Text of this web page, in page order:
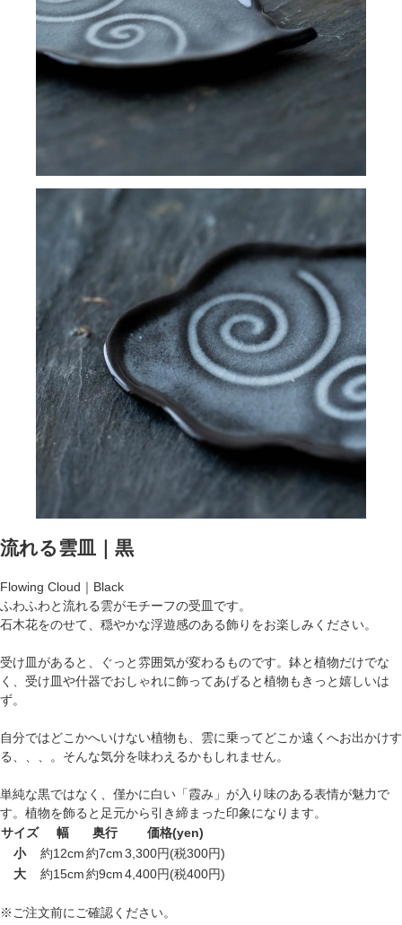
流れる雲皿｜黒
Flowing Cloud｜Black
ふわふわと流れる雲がモチーフの受皿です。
石木花をのせて、穏やかな浮遊感のある飾りをお楽しみください。
受け皿があると、ぐっと雰囲気が変わるものです。鉢と植物だけでな
く、受け皿や什器でおしゃれに飾ってあげると植物もきっと嬉しいは
ず。
自分ではどこかへいけない植物も、雲に乗ってどこか遠くへお出かけす
る、、、。そんな気分を味わえるかもしれません。
単純な黒ではなく、僅かに白い「霞み」が入り味のある表情が魅力で
す。植物を飾ると足元から引き締まった印象になります。
サイズ
幅 奥行
価格(yen)
小
約12cm約7cm3,300円(税300円)
大
約15cm約9cm4,400円(税400円)
※ご注文前にご確認ください。